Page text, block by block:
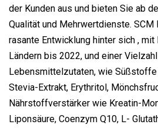
der Kunden aus und bieten Sie ab
Qualität und Mehrwertdienste. SCM
rasante Entwicklung hinter sich , mit
Ländern bis 2022, und einer
Lebensmittelzutaten, wie Süßstoffe
Stevia-Extrakt, Erythritol,
Nährstoffverstärker wie Kreatin-
Liponsäure, Coenzym Q10, L-